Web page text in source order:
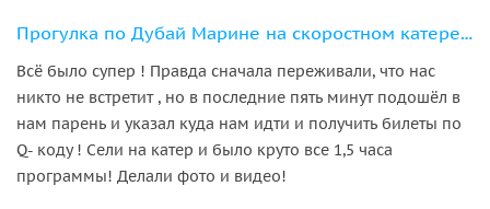
Прогулка по Дубай Марине на скоростном катере с англоговорящим гидом
Всё было супер ! Правда сначала переживали, что нас
никто не встретит , но в последние пять минут подошёл в
нам парень и указал куда нам идти и получить билеты по
Q- коду ! Сели на катер и было круто все 1,5 часа
программы! Делали фото и видео!